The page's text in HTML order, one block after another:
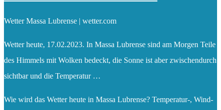
Wetter Massa Lubrense | wetter.com
Wetter heute, 17.02.2023. In Massa Lubrense sind am Morgen Teile
des Himmels mit Wolken bedeckt, die Sonne ist aber zwischendurch
sichtbar und die Temperatur …
Wie wird das Wetter heute in Massa Lubrense? Temperatur-, Wind-